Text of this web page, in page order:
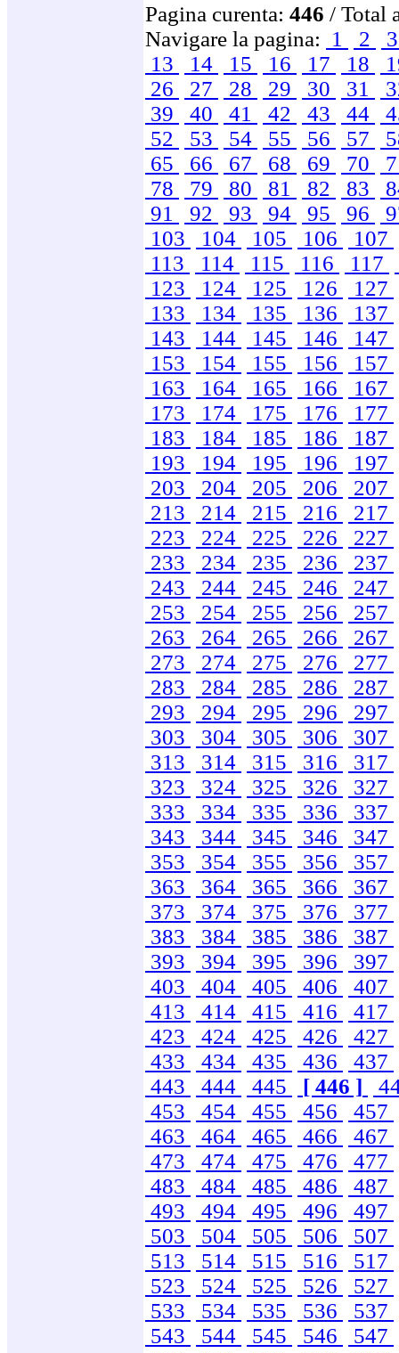
Pagina curenta: 446 / Total
Navigare la pagina: 1 2
13
14 15 16 17 18
26
27 28 29 30 31
39
40 41 42 43 44
52
53 54 55 56 57
65
66 67 68 69 70
78
79 80 81 82 83
91
92 93 94 95 96
103
104 105 106
107
113
114 115 116 117
123
124 125 126
127
133
134 135 136
137
143
144 145 146
147
153
154 155 156
157
163
164 165 166
167
173
174 175 176
177
183
184 185 186
187
193
194 195 196
197
203
204 205 206
207
213
214 215 216
217
223
224 225 226
227
233
234 235 236
237
243
244 245 246
247
253
254 255 256
257
263
264 265 266
267
273
274 275 276
277
283
284 285 286
287
293
294 295 296
297
303
304 305 306
307
313
314 315 316
317
323
324 325 326
327
333
334 335 336
337
343
344 345 346
347
353
354 355 356
357
363
364 365 366
367
373
374 375 376
377
383
384 385 386
387
393
394 395 396
397
403
404 405 406
407
413
414 415 416
417
423
424 425 426
427
433
434 435 436
437
443
444 445 [ 446 ]
453
454 455 456
457
463
464 465 466
467
473
474 475 476
477
483
484 485 486
487
493
494 495 496
497
503
504 505 506
507
513
514 515 516
517
523
524 525 526
527
533
534 535 536
537
543
544 545 546
547